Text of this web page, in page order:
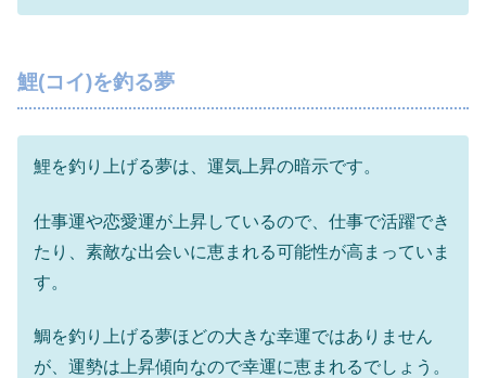
鯉(コイ)を釣る夢
鯉を釣り上げる夢は、運気上昇の暗示です。
仕事運や恋愛運が上昇しているので、仕事で活躍でき
たり、素敵な出会いに恵まれる可能性が高まっていま
す。
鯛を釣り上げる夢ほどの大きな幸運ではありません
が、運勢は上昇傾向なので幸運に恵まれるでしょう。